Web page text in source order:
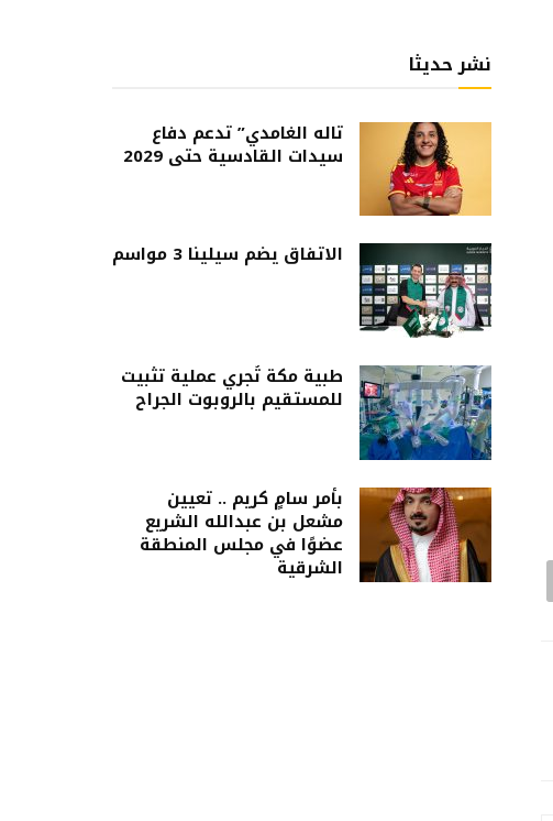
نشر حديثا
تاله الغامدي” تدعم دفاع
سيدات القادسية حتى 2029
الاتفاق يضم سيلينا 3 مواسم
طبية مكة تُجري عملية تثبيت
للمستقيم بالروبوت الجراح
بأمر سامٍ كريم .. تعيين
مشعل بن عبدالله الشريع
عضوًا في مجلس المنطقة
الشرقية